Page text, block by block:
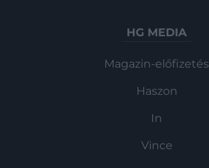
HG MEDIA
Magazin-előfizetés
Haszon
In
Vince